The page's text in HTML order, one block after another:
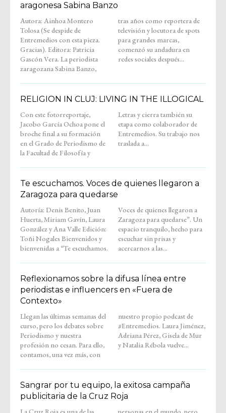
aragonesa Sabina Banzo
Autora: Ainhoa Montero
Tolosa (Se despide de
Entremedios con esta pieza.
Gracias). Editora: Patricia
Gascón Vera. La periodista
zaragozana Sabina Banzo,
tras años como reportera de
televisión y locutora de spots
para grandes marcas,
comenzó su andadura en
redes sociales después...
RELIGION IN CLUJ: LIVING IN THE ILLOGICAL
Con este fotorreportaje,
Jacobo García Ochoa pone el
broche final a su formación
en el Grado de Periodismo de
la Facultad de Filosofía y
Letras y cierra también su
etapa como colaborador de
Entremedios. Su trabajo nos
traslada a...
Te escuchamos. Voces de quienes llegaron a
Zaragoza para quedarse
Autoría: Denis Benito, Juan
Huerta, Miriam Gavín, Laura
González y Ana Valle Edición:
Toñi Nogales Bienvenidos y
bienvenidas a “Te escuchamos.
Voces de quienes llegaron a
Zaragoza para quedarse”. Un
espacio tranquilo, hecho para
escuchar sin prisas y
acercarnos a las...
Reflexionamos sobre la difusa línea entre
periodistas e influencers en «Fuera de
Contexto»
Llegan las últimas semanas del
curso, pero los debates sobre
Periodismo y nuestra
profesión no cesan. Para ello,
contamos, una vez más, con
nuestro propio podcast de
#Entremedios. Laura Jiménez,
Adriana Pérez, Gisela de Mur
y Natalia Rébola vuelve...
Sangrar por tu equipo, la exitosa campaña
publicitaria de la Cruz Roja